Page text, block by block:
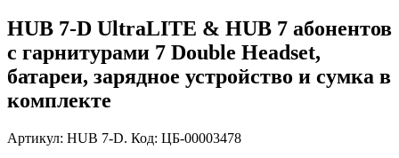
HUB 7-D UltraLITE & HUB 7 абонентов
с гарнитурами 7 Double Headset,
батареи, зарядное устройство и сумка в
комплекте
Артикул: HUB 7-D. Код: ЦБ-00003478